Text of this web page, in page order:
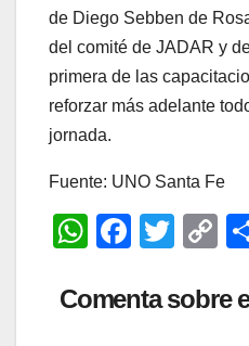
de Diego Sebben de
del comité de JADAR y
primera de las
reforzar más adelante
jornada.
Fuente: UNO Santa Fe
W
at
F
c
T
tt
C
p
Comenta sobre